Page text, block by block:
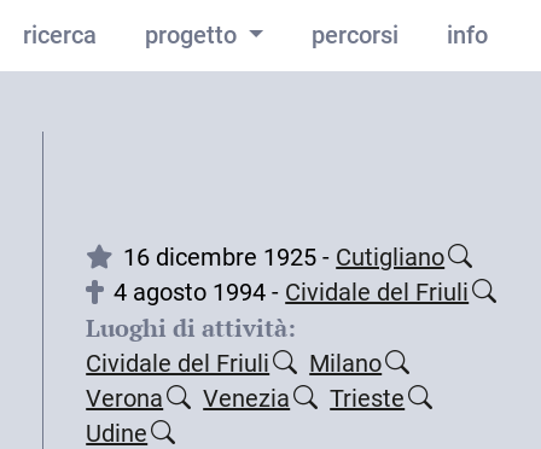
ricerca progetto percorsi info
16 dicembre 1925 - Cutigliano
4 agosto 1994 - Cividale del Friuli
Luoghi di attività:
Cividale del Friuli
Milano
Verona
Venezia
Trieste
Udine